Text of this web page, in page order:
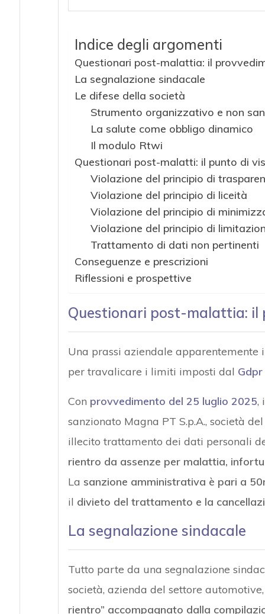
Indice degli argomenti
Questionari post-malattia: il
La segnalazione sindacale
Le difese della società
Strumento organizzativo e non
La salute come obbligo dinamico
Il modulo Rtwi
Questionari post-malatti: il punto di
Violazione del principio di
Violazione del principio di liceità
Violazione del principio di
Violazione del principio di
Trattamento di dati non pertinenti
Conseguenze e prescrizioni
Riflessioni e prospettive
Questionari post-malattia: il
Una prassi aziendale
per travalicare i limiti imposti dal Gdpr
Con provvedimento del 25 luglio 2025,
sanzionato Magna PT S.p.A., società
illecito trattamento dei dati personali
rientro da assenze per malattia,
La sanzione amministrativa è pari a
il divieto del trattamento e la
La segnalazione sindacale
Tutto parte da una segnalazione
società, azienda del settore
rientro” accompagnato dalla